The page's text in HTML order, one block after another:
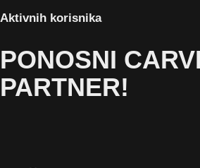
Aktivnih korisnika
PONOSNI
PARTNER!